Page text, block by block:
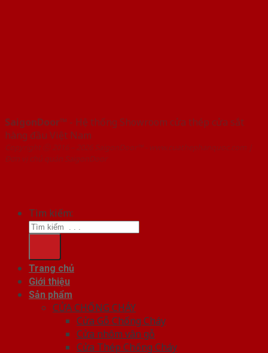
SaigonDoor™ - Hệ thống Showroom cửa thép cửa sắt
hàng đầu Việt Nam
Copyright ⓒ 2016 – 2026 SaigonDoor™ - www.cuathephanquoc.com |
Đơn vị chủ quản SaigonDoor
Tìm kiếm:
Trang chủ
Giới thiệu
Sản phẩm
CỬA CHỐNG CHÁY
Cửa Gỗ Chống Cháy
Cửa nhôm vân gỗ
Cửa Thép Chống Cháy